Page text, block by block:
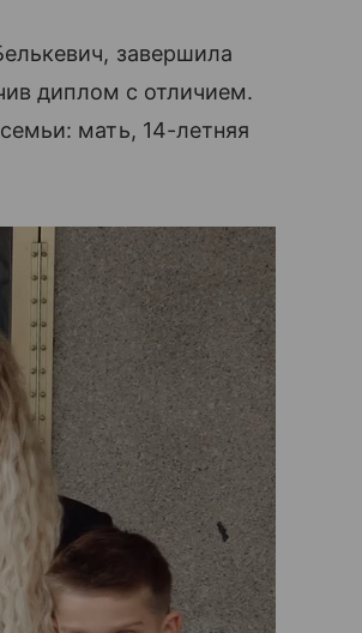
завершила
диплом с отличием.
мать, 14-летняя